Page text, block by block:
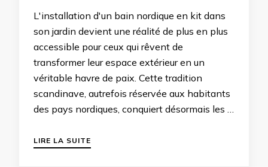
L'installation d'un bain nordique en kit dans
son jardin devient une réalité de plus en plus
accessible pour ceux qui rêvent de
transformer leur espace extérieur en un
véritable havre de paix. Cette tradition
scandinave, autrefois réservée aux habitants
des pays nordiques, conquiert désormais les …
LIRE LA SUITE